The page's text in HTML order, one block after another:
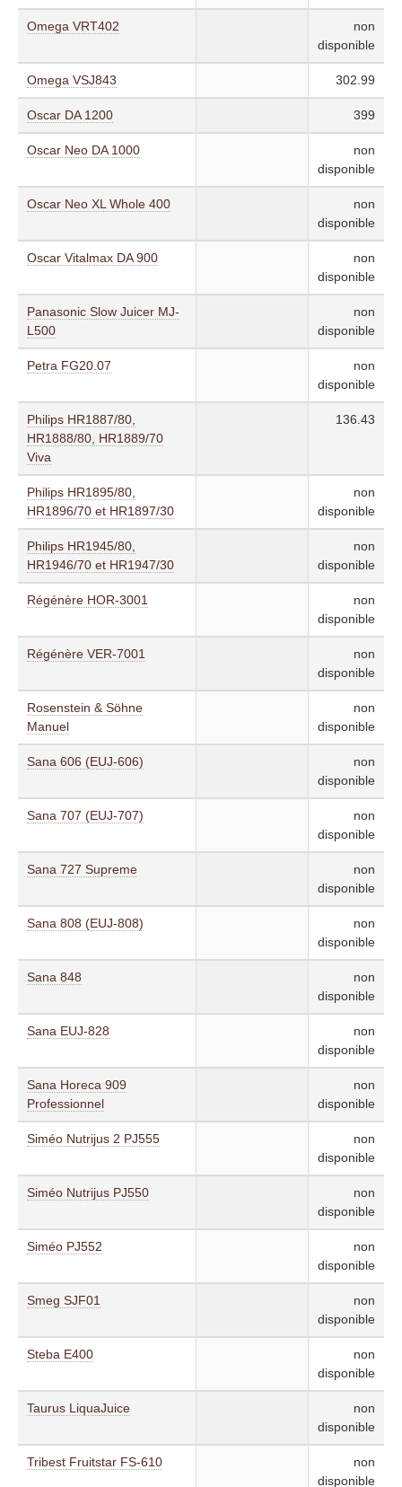
Omega VRT402
non
disponible
Omega VSJ843 302.99
Oscar DA 1200 399
Oscar Neo DA 1000
non
disponible
Oscar Neo XL Whole 400
non
disponible
Oscar Vitalmax DA 900
non
disponible
Panasonic Slow Juicer MJ-
L500
non
disponible
Petra FG20.07
non
disponible
Philips HR1887/80,
HR1888/80, HR1889/70
Viva
136.43
Philips HR1895/80,
HR1896/70 et HR1897/30
non
disponible
Philips HR1945/80,
HR1946/70 et HR1947/30
non
disponible
Régénère HOR-3001
non
disponible
Régénère VER-7001
non
disponible
Rosenstein & Söhne
Manuel
non
disponible
Sana 606 (EUJ-606)
non
disponible
Sana 707 (EUJ-707)
non
disponible
Sana 727 Supreme
non
disponible
Sana 808 (EUJ-808)
non
disponible
Sana 848
non
disponible
Sana EUJ-828
non
disponible
Sana Horeca 909
Professionnel
non
disponible
Siméo Nutrijus 2 PJ555
non
disponible
Siméo Nutrijus PJ550
non
disponible
Siméo PJ552
non
disponible
Smeg SJF01
non
disponible
Steba E400
non
disponible
Taurus LiquaJuice
non
disponible
Tribest Fruitstar FS-610
non
disponible